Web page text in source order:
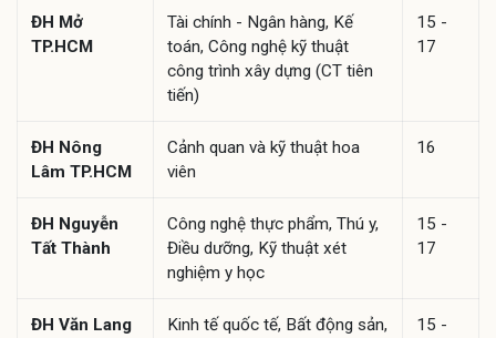
ĐH Mở
TP.HCM
Tài chính - Ngân hàng, Kế
toán, Công nghệ kỹ thuật
công trình xây dựng (CT tiên
tiến)
15 -
17
ĐH Nông
Lâm TP.HCM
Cảnh quan và kỹ thuật hoa
viên
16
ĐH Nguyễn
Tất Thành
Công nghệ thực phẩm, Thú y,
Điều dưỡng, Kỹ thuật xét
nghiệm y học
15 -
17
ĐH Văn Lang
Kinh tế quốc tế, Bất động sản,
15 -